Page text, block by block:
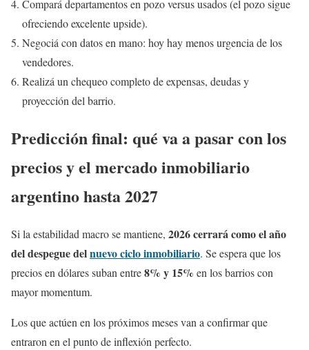
Compará departamentos en pozo versus usados (el pozo sigue
ofreciendo excelente upside).
Negociá con datos en mano: hoy hay menos urgencia de los
vendedores.
Realizá un chequeo completo de expensas, deudas y
proyección del barrio.
Predicción final: qué va a pasar con los
precios y el mercado inmobiliario
argentino hasta 2027
Si la estabilidad macro se mantiene, 2026 cerrará como el año
del despegue delnuevo ciclo inmobiliario. Se espera que los
precios en dólares suban entre8% y 15% en los barrios con
mayor momentum.
Los que actúen en los próximos meses van a confirmar que
entraron en el punto de inflexión perfecto.